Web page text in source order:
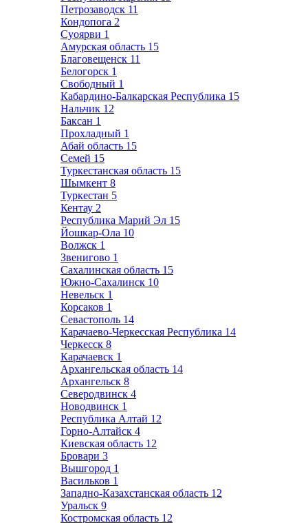
Петрозаводск 11
Кондопога 2
Суоярви 1
Амурская область 15
Благовещенск 11
Белогорск 1
Свободный 1
Кабардино-Балкарская Республика 15
Нальчик 12
Баксан 1
Прохладный 1
Абай область 15
Семей 15
Туркестанская область 15
Шымкент 8
Туркестан 5
Кентау 2
Республика Марий Эл 15
Йошкар-Ола 10
Волжск 1
Звенигово 1
Сахалинская область 15
Южно-Сахалинск 10
Невельск 1
Корсаков 1
Севастополь 14
Карачаево-Черкесская Республика 14
Черкесск 8
Карачаевск 1
Архангельская область 14
Архангельск 8
Северодвинск 4
Новодвинск 1
Республика Алтай 12
Горно-Алтайск 4
Киевская область 12
Бровари 3
Вышгород 1
Васильков 1
Западно-Казахстанская область 12
Уральск 9
Костромская область 12